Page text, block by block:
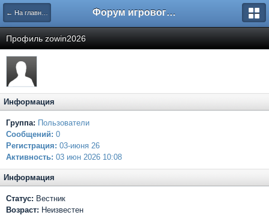
← На главную Форум игрового проекта Riverrise
Профиль zowin2026
Информация
Группа: Пользователи
Сообщений: 0
Регистрация: 03-июня 26
Активность: 03 июн 2026 10:08
Информация
Статус: Вестник
Возраст: Неизвестен